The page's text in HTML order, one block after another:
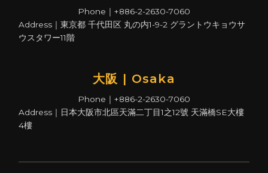
Phone｜+886-2-2630-7060
Address｜東京都 千代田区 丸の内1-9-2 グラントウキョウサ
ウスタワー11階
大阪 | Osaka
Phone｜+886-2-2630-7060
Address｜日本大阪市北區天滿二丁目1之12號 天滿橋SE大樓
4樓